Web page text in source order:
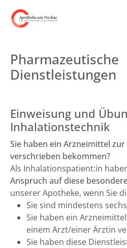
Pharmazeutische
Dienstleistungen
Einweisung und
Inhalationstechnik
Sie haben ein Arzneimittel
verschrieben bekommen?
Als Inhalationspatient:in
Anspruch auf diese
unserer Apotheke, wenn Sie
Sie sind mindestens
Sie haben ein
einem Arzt/einer Ärztin
Sie haben diese